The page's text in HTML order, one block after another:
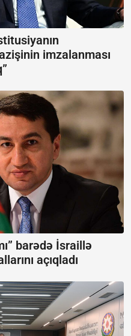
imzalanması
barədə İsraillə
açıqladı